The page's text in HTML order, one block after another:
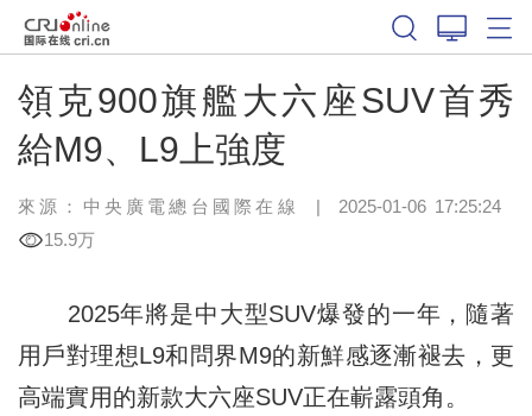
領克900旗艦大六座SUV首秀
給M9、L9上強度
來源： 中央廣電總台國際在線 | 2025-01-06 17:25:24
15.9万
2025年將是中大型SUV爆發的一年，隨著
用戶對理想L9和問界M9的新鮮感逐漸褪去，更
高端實用的新款大六座SUV正在嶄露頭角。